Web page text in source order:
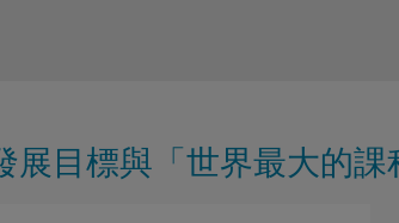
展目標與「世界最大的課